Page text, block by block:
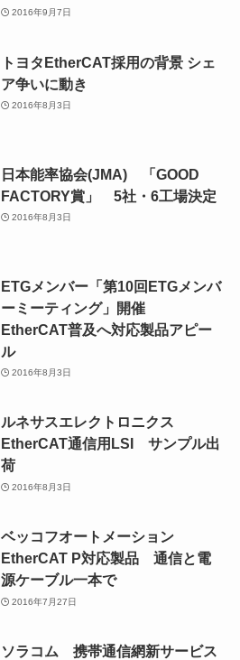
2016年9月7日
トヨタEtherCAT採用の背景 シェ
ア争いに動き
2016年8月3日
日本能率協会(JMA) 「GOOD
FACTORY賞」 5社・6工場決定
2016年8月3日
ETGメンバー「第10回ETGメンバ
ーミーティング」開催
EtherCAT普及へ対応製品アピー
ル
2016年8月3日
ルネサスエレクトロニクス
EtherCAT通信用LSI サンプル出
荷
2016年8月3日
ベッコフオートメーション
EtherCAT P対応製品 通信と電
源ケーブル一本で
2016年7月27日
ソラコム 携帯通信網新サービス